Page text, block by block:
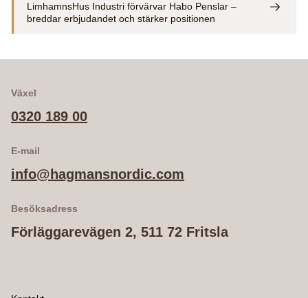
LimhamnsHus Industri förvärvar Habo Penslar –
breddar erbjudandet och stärker positionen
Växel
0320 189 00
E-mail
info@hagmansnordic.com
Besöksadress
Förläggarevägen 2, 511 72 Fritsla